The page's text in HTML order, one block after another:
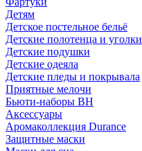
Детям
Детское постельное бельё
Детские полотенца и уголки
Детские подушки
Детские одеяла
Детские пледы и покрывала
Приятные мелочи
Бьюти-наборы ВН
Аксессуары
Аромаколлекция Durance
Защитные маски